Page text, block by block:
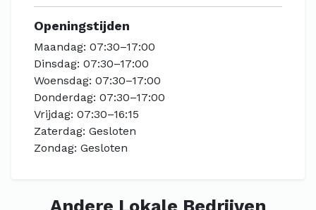
Openingstijden
Maandag: 07:30–17:00
Dinsdag: 07:30–17:00
Woensdag: 07:30–17:00
Donderdag: 07:30–17:00
Vrijdag: 07:30–16:15
Zaterdag: Gesloten
Zondag: Gesloten